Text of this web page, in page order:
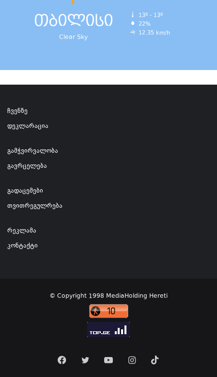
თბილისი
Clear Sky
13º - 13º
22%
12.35 km/h
ჩვენზე
დეკლარაცია
გამჭვირვალობა
გავრცელება
გადაცემები
თვითრეგულრება
რეკლამა
კონტაქტი
© Copyright 1998 MediaHolding Hereti
FacebookTwitter YouTubeInstagram